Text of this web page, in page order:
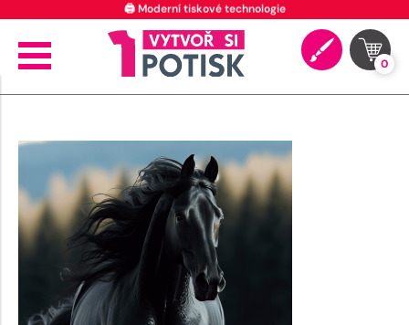
🖨️ Moderní tiskové technologie
0